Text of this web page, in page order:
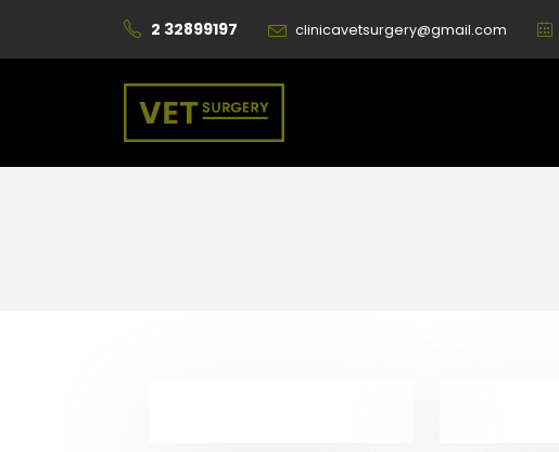
2 32899197 clinicavetsurgery@gmail.com